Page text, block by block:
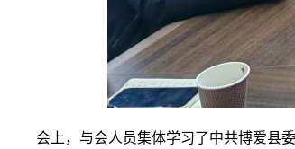
会上，与会人员集体学习了中共博爱县